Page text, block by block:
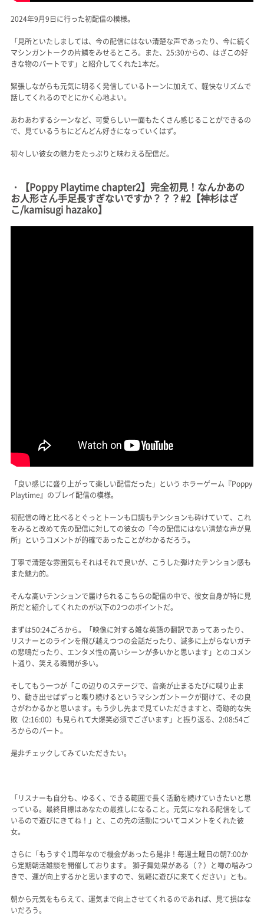
2024年9月9日に行った初配信の模様。
「見所といたしましては、今の配信にはない清楚な声であったり、今に続く
マシンガントークの片鱗をみせるところ。また、25:30からの、はざこの好
きな物のパートです」と紹介してくれた1本だ。
緊張しながらも元気に明るく発信しているトーンに加えて、軽快なリズムで
話してくれるのでとにかく心地よい。
あわあわするシーンなど、可愛らしい一面もたくさん感じることができるの
で、見ているうちにどんどん好きになっていくはず。
初々しい彼女の魅力をたっぷりと味わえる配信だ。
・【Poppy Playtime chapter2】完全初見！なんかあの
お人形さん手足長すぎないですか？？？#2【神杉はざ
こ/kamisugi hazako】
「良い感じに盛り上がって楽しい配信だった」という ホラーゲーム『Poppy
Playtime』のプレイ配信の模様。
初配信の時と比べるとぐっとトーンも口調もテンションも砕けていて、これ
をみると改めて先の配信に対しての彼女の「今の配信にはない清楚な声が見
所」というコメントが的確であったことがわかるだろう。
丁寧で清楚な雰囲気もそれはそれで良いが、こうした弾けたテンション感も
また魅力的。
そんな高いテンションで届けられるこちらの配信の中で、彼女自身が特に見
所だと紹介してくれたのが以下の2つのポイントだ。
まずは50:24ごろから。「映像に対する雑な英語の翻訳であってあったり、
リスナーとのラインを飛び越えつつの会話だったり、滅多に上がらないガチ
の悲鳴だったり、エンタメ性の高いシーンが多いかと思います」とのコメン
ト通り、笑える瞬間が多い。
そしてもう一つが「この辺りのステージで、音楽が止まるたびに喋り止ま
り、動き出せばずっと喋り続けるというマシンガントークが聞けて、その良
さがわかるかと思います。もう少し先まで見ていただきますと、奇跡的な失
敗（2:16:00）も見られて大爆笑必須でございます」と振り返る、2:08:54ご
ろからのパート。
是非チェックしてみていただきたい。
「リスナーも自分も、ゆるく、できる範囲で長く活動を続けていきたいと思
っている。最終目標はあなたの最推しになること。元気になれる配信をして
いるので遊びにきてね！」と、この先の活動についてコメントをくれた彼
女。
さらに「もうすぐ1周年なので機会があったら是非！毎週土曜日の朝7:00か
ら定期朝活雑談を開催しております。 獅子舞効果がある（？）と噂の噛みつ
きで、運が向上するかと思いますので、気軽に遊びに来てください」とも。
朝から元気をもらえて、運気まで向上させてくれるのであれば、見て損はな
いだろう。